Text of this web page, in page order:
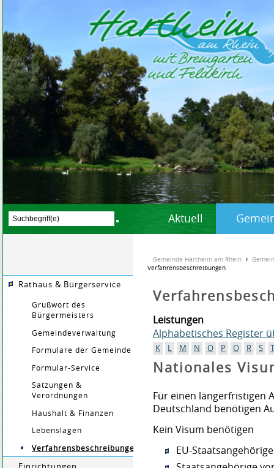
Aktuell
Rathaus & Bürgerservice
Grußwort des
Bürgermeisters
Gemeindeverwaltung
Formulare der Gemeinde
Formular-Service
Satzungen &
Verordnungen
Haushalt & Finanzen
Lebenslagen
Verfahrensbeschreibungen
Gemeinde Hartheim am Rhein
Verfahrensbeschreibungen
Leistungen
Alphabetisches Register
K L M N O P Q R S
Nationales
Für einen längerfristigen
Deutschland benötigen
Kein Visum benötigen
EU-